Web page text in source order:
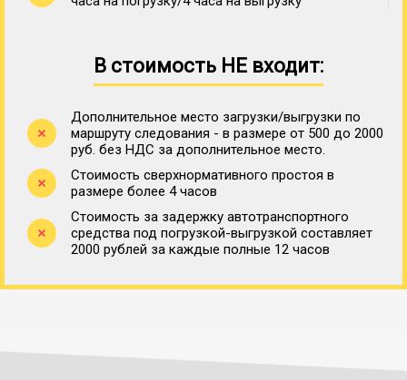
В стоимость НЕ входит:
Дополнительное место загрузки/выгрузки по
маршруту следования - в размере от 500 до 2000
руб. без НДС за дополнительное место.
Стоимость сверхнормативного простоя в
размере более 4 часов
Стоимость за задержку автотранспортного
средства под погрузкой-выгрузкой составляет
2000 рублей за каждые полные 12 часов